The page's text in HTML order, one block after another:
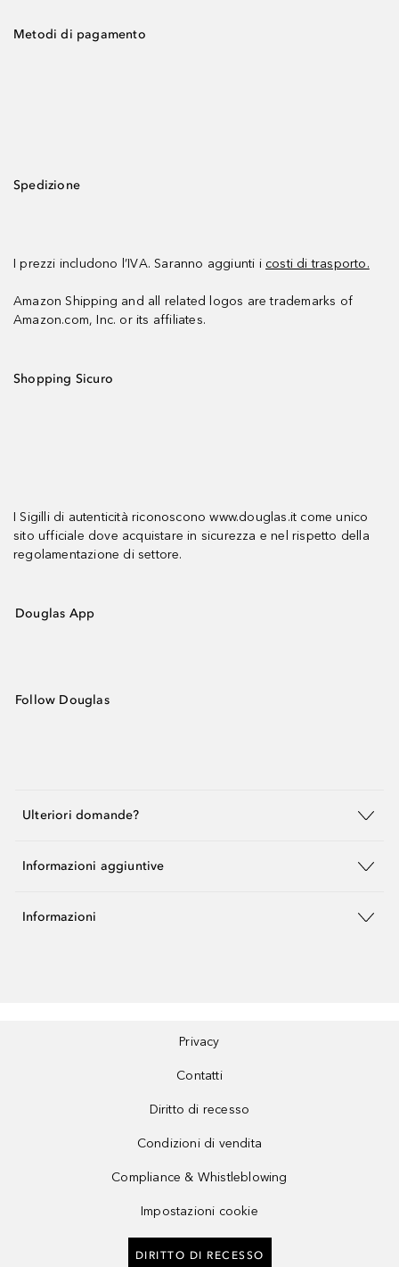
Metodi di pagamento
Spedizione
I prezzi includono l’IVA. Saranno aggiunti i costi di trasporto.
Amazon Shipping and all related logos are trademarks of
Amazon.com, Inc. or its affiliates.
Shopping Sicuro
I Sigilli di autenticità riconoscono www.douglas.it come unico
sito ufficiale dove acquistare in sicurezza e nel rispetto della
regolamentazione di settore.
Douglas App
Follow Douglas
Ulteriori domande?
Informazioni aggiuntive
Informazioni
Privacy
Contatti
Diritto di recesso
Condizioni di vendita
Compliance & Whistleblowing
Impostazioni cookie
DIRITTO DI RECESSO